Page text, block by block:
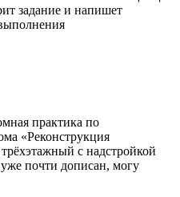
задание и напишет
практика по
«Реконструкция
с надстройкой
почти дописан, могу